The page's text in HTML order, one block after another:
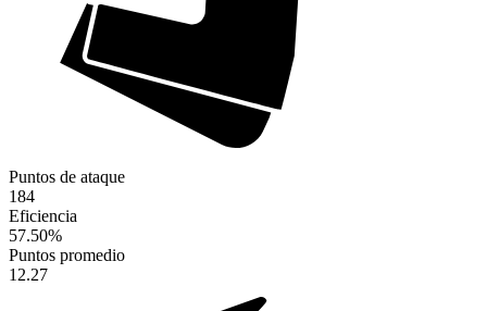
Puntos de ataque
184
Eficiencia
57.50%
Puntos promedio
12.27